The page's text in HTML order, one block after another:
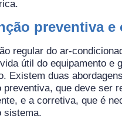
preventiva e
regular do ar-
útil do equipamento e
Existem duas
preventiva, que deve ser
e a corretiva, que é
sistema.